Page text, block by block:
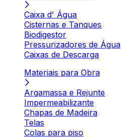
Caixa d' Água
Cisternas e Tanques
Biodigestor
Pressurizadores de Água
Caixas de Descarga
Materiais para Obra
Argamassa e Rejunte
Impermeabilizante
Chapas de Madeira
Telas
Colas para piso